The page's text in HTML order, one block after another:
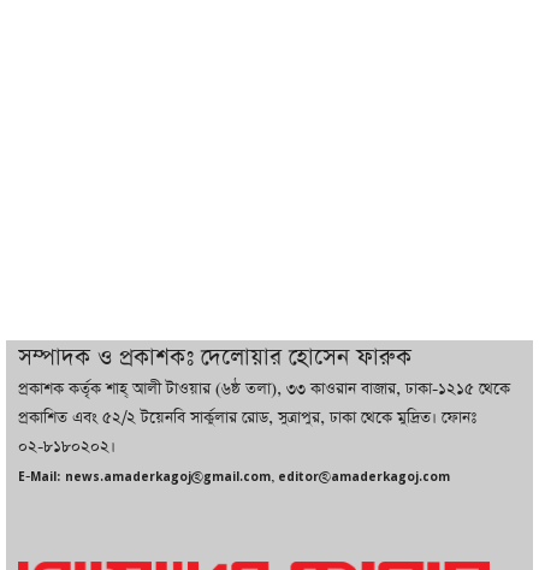
দুবাইয়ে বেনজীরের জামিন বাতিল করতে ল
ফার্ম নিয়োগ করেছে সরকার
করা হবে : পররাষ্ট্র প্রতিমন্ত্রী
সম্পাদক ও প্রকাশকঃ দেলোয়ার হোসেন ফারুক
প্রকাশক কর্তৃক শাহ্ আলী টাওয়ার (৬ষ্ঠ তলা), ৩৩ কাওরান বাজার, ঢাকা-১২১৫ থেকে
প্রকাশিত এবং ৫২/২ টয়েনবি সার্কুলার রোড, সুত্রাপুর, ঢাকা থেকে মুদ্রিত। ফোনঃ
০২-৮১৮০২০২।
E-Mail: news.amaderkagoj@gmail.com, editor@amaderkagoj.com